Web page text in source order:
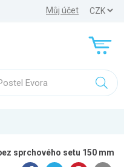
Můj účet
sprchového setu 150 mm